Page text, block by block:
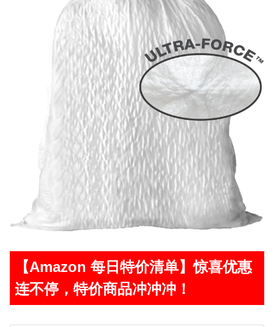
【Amazon 每日特价清单】惊喜优惠
连不停，特价商品冲冲冲！